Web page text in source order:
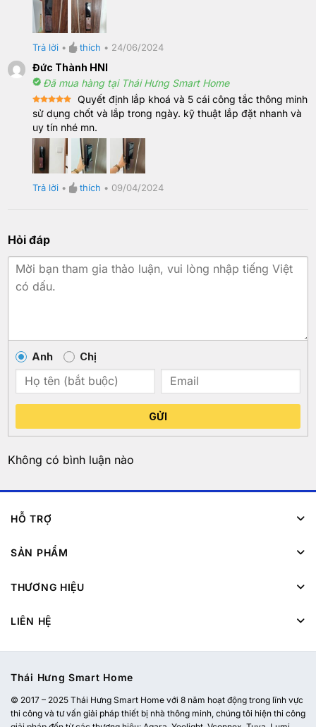
Trả lời • thích • 24/06/2024
Đức Thành HNI
Đã mua hàng tại Thái Hưng Smart Home
Rated 5
out of 5
Quyết định lắp khoá và 5 cái công tắc thông minh
sử dụng chốt và lắp trong ngày. kỹ thuật lắp đặt nhanh và
uy tín nhé mn.
Trả lời • thích • 09/04/2024
Hỏi đáp
Anh Chị
GỬI
Không có bình luận nào
HỖ TRỢ
SẢN PHẨM
THƯƠNG HIỆU
LIÊN HỆ
Thái Hưng Smart Home
© 2017 – 2025 Thái Hưng Smart Home với 8 năm hoạt động trong lĩnh vực
thi công và tư vấn giải pháp thiết bị nhà thông minh, chúng tôi hiện thi công